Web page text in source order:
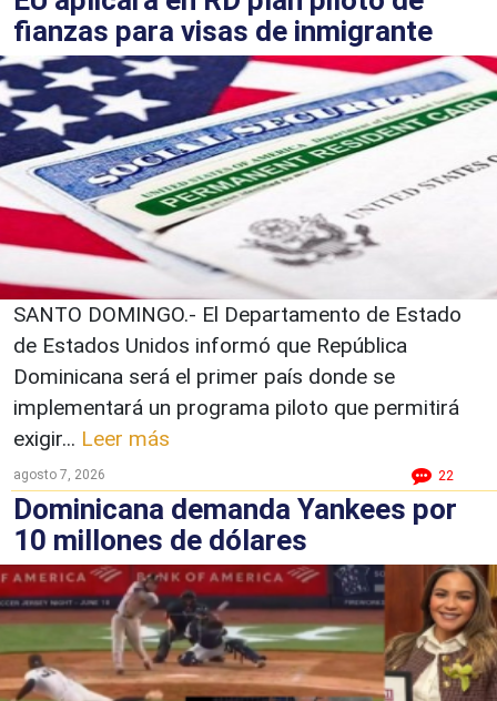
fianzas para visas de inmigrante
SANTO DOMINGO.- El Departamento de Estado
de Estados Unidos informó que República
Dominicana será el primer país donde se
implementará un programa piloto que permitirá
exigir... Leer más
agosto 7, 2026 22
Dominicana demanda Yankees por
10 millones de dólares